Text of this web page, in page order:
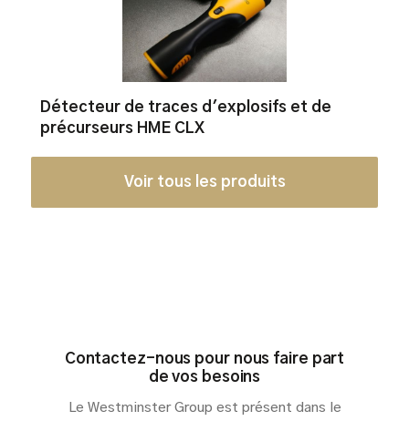
Détecteur de traces d'explosifs et de
précurseurs HME CLX
Voir tous les produits
Contactez-nous pour nous faire part
de vos besoins
Le Westminster Group est présent dans le